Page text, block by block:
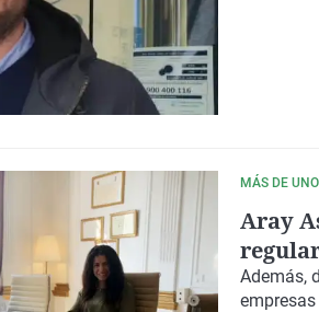
MÁS DE
Aray
que
Además,